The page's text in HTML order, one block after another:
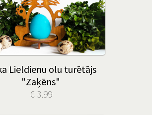
Lieldienu olu turētājs
"Zaķēns"
€ 3.99